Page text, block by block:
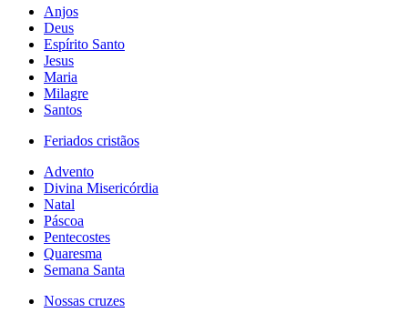
Anjos
Deus
Espírito Santo
Jesus
Maria
Milagre
Santos
Feriados cristãos
Advento
Divina Misericórdia
Natal
Páscoa
Pentecostes
Quaresma
Semana Santa
Nossas cruzes